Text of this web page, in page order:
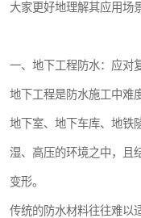
大家更好地理解其应用场
一、地下工程防水：应对
地下工程是防水施工中难
地下室、地下车库、地铁
湿、高压的环境之中，且
变形。
传统的防水材料往往难以